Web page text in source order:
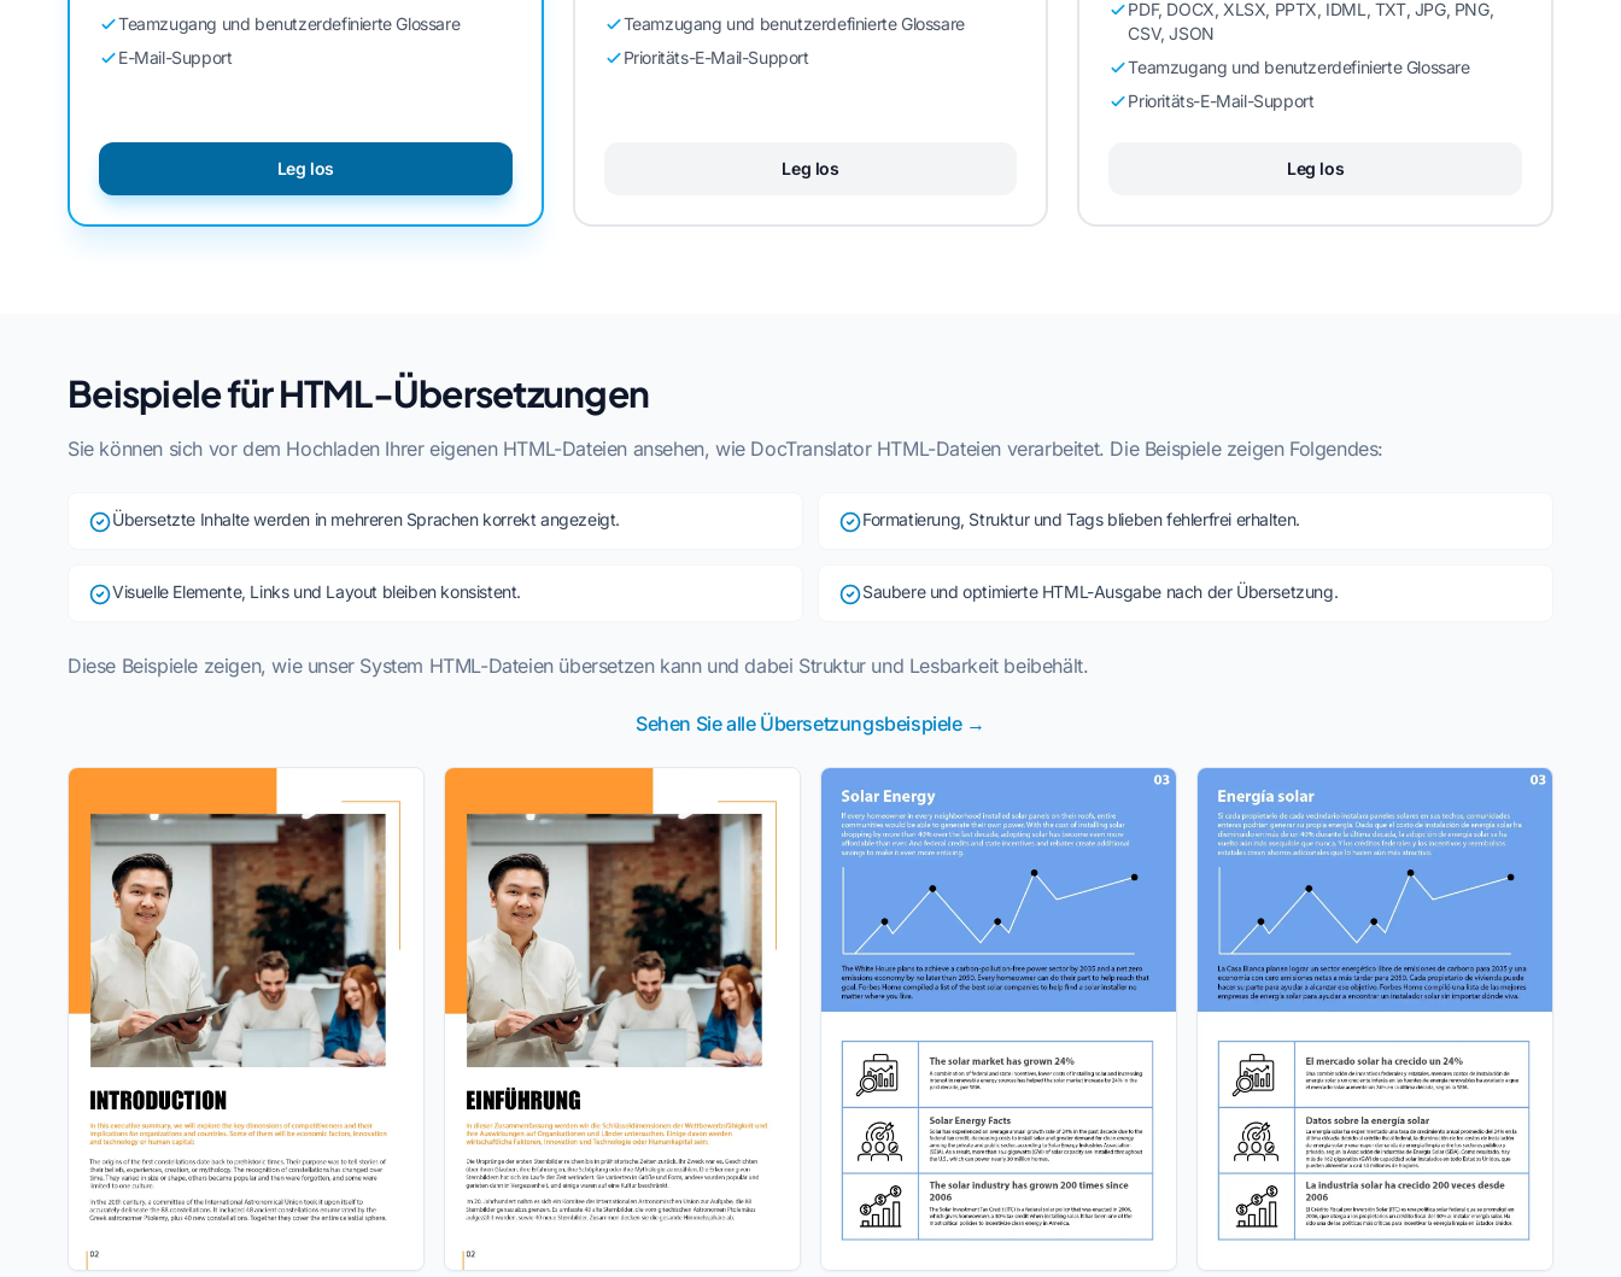
Teamzugang und benutzerdefinierte Glossare
E-Mail-Support
Leg los
Teamzugang und benutzerdefinierte Glossare
Prioritäts-E-Mail-Support
Leg los
PDF, DOCX, XLSX, PPTX, IDML, TXT, JPG, PNG,
CSV, JSON
Teamzugang und benutzerdefinierte Glossare
Prioritäts-E-Mail-Support
Leg los
Beispiele für HTML-Übersetzungen
Sie können sich vor dem Hochladen Ihrer eigenen HTML-Dateien ansehen, wie DocTranslator HTML-Dateien verarbeitet. Die Beispiele zeigen Folgendes:
Übersetzte Inhalte werden in mehreren Sprachen korrekt angezeigt. Formatierung, Struktur und Tags blieben fehlerfrei erhalten.
Visuelle Elemente, Links und Layout bleiben konsistent. Saubere und optimierte HTML-Ausgabe nach der Übersetzung.
Diese Beispiele zeigen, wie unser System HTML-Dateien übersetzen kann und dabei Struktur und Lesbarkeit beibehält.
Sehen Sie alle Übersetzungsbeispiele →